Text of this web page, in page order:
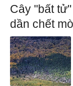
Cây "bất
dần chết